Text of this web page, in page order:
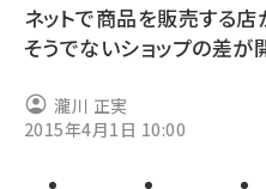
ecbeing (1210)
base (1081)
ネットで商品を販売する
そうでないショップの差が
瀧川 正実
2015年4月1日 10:00